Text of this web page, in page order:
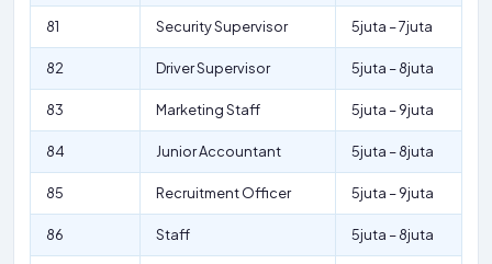
81 Security Supervisor 5juta – 7juta
82 Driver Supervisor 5juta – 8juta
83 Marketing Staff 5juta – 9juta
84 Junior Accountant 5juta – 8juta
85 Recruitment Officer 5juta – 9juta
86 Staff 5juta – 8juta